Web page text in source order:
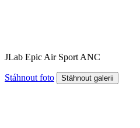
JLab Epic Air Sport ANC
Stáhnout foto